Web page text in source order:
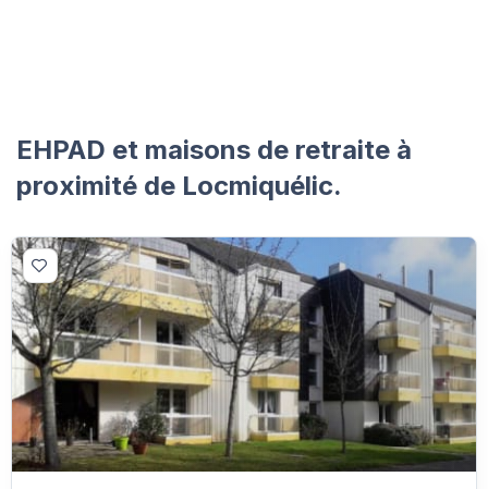
EHPAD et maisons de retraite à
proximité de Locmiquélic.